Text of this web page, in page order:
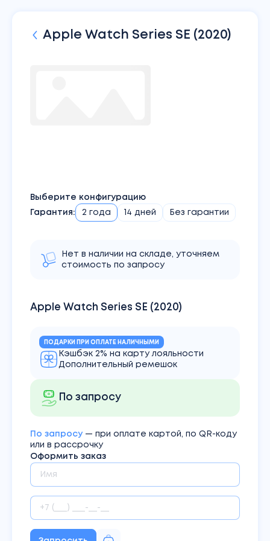
Apple Watch Series SE (2020)
Apple Watch Series SE (2020)
Выберите конфигурацию
Гарантия: 2 года 14 дней Без гарантии
Нет в наличии на складе, уточняем
стоимость по запросу
ПОДАРКИ ПРИ ОПЛАТЕ НАЛИЧНЫМИ
Кэшбэк 2% на карту лояльности
Дополнительный ремешок
По запросу
По запросу — при оплате картой, по QR-коду
или в рассрочку
Оформить заказ